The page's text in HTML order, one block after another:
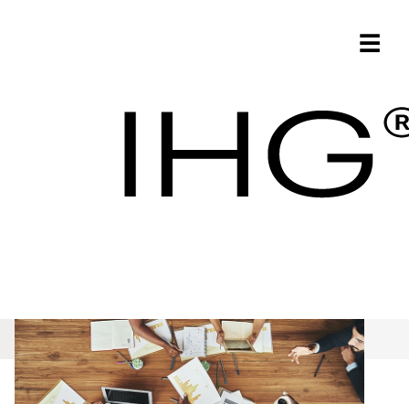
IHG 호텔 조달 FAQ |
Procurement
☰
자주 묻는 질문